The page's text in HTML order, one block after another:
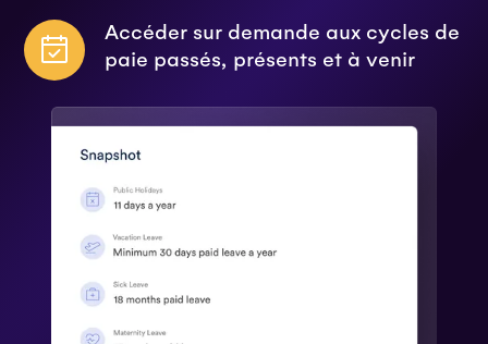
Accéder sur demande aux cycles de
paie passés, présents et à venir